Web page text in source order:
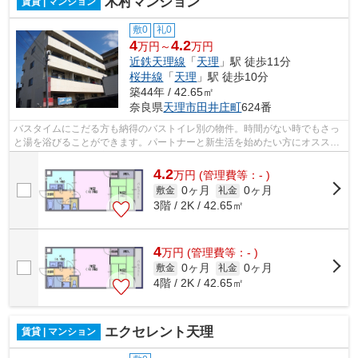
敷0 礼0
4万円～4.2万円
近鉄天理線 「天理 」駅 徒歩11分
桜井線 「天理 」駅 徒歩10分
築44年 / 42.65㎡
奈良県天理市田井庄町624番
バスタイムにこだる方も納得のバストイレ別の物件。時間がない時でもさっ
と湯を浴びることができます。パートナーと新生活を始めたい方にオスス
4.2万円 (管理費等：- )
敷金 0ヶ月 礼金 0ヶ月
3階 / 2K / 42.65㎡
4万円 (管理費等：- )
敷金 0ヶ月 礼金 0ヶ月
4階 / 2K / 42.65㎡
賃貸 | マンション エクセレント天理